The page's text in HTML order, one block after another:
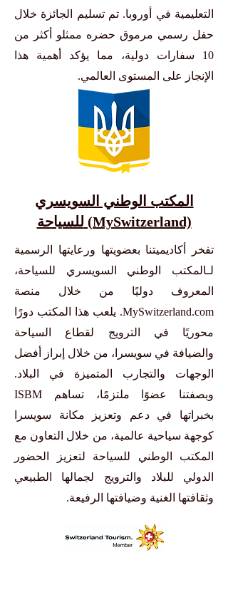
التعليمية في أوروبا. تم تسليم الجائزة خلال
حفل رسمي مرموق حضره ممثلو أكثر من
10 سفارات دولية، مما يؤكد أهمية هذا
الإنجاز على المستوى العالمي.
المكتب الوطني السويسري
للسياحة (MySwitzerland)
تفخر أكاديميتنا بعضويتها ورعايتها الرسمية
لـالمكتب الوطني السويسري للسياحة،
المعروف دوليًا من خلال منصة
MySwitzerland.com. يلعب هذا المكتب دورًا
محوريًا في الترويج لقطاع السياحة
والضيافة في سويسرا، من خلال إبراز أفضل
الوجهات والتجارب المتميزة في البلاد.
وبصفتنا عضوًا ملتزمًا، تساهم ISBM
بخبراتها في دعم وتعزيز مكانة سويسرا
كوجهة سياحية عالمية، من خلال التعاون مع
المكتب الوطني للسياحة لتعزيز الحضور
الدولي للبلاد والترويج لجمالها الطبيعي
وثقافتها الغنية وضيافتها الرفيعة.